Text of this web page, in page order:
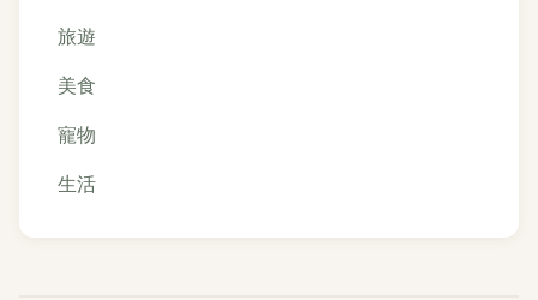
旅遊
美食
寵物
生活